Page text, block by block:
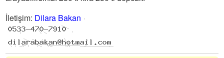
İletişim: Dilara Bakan